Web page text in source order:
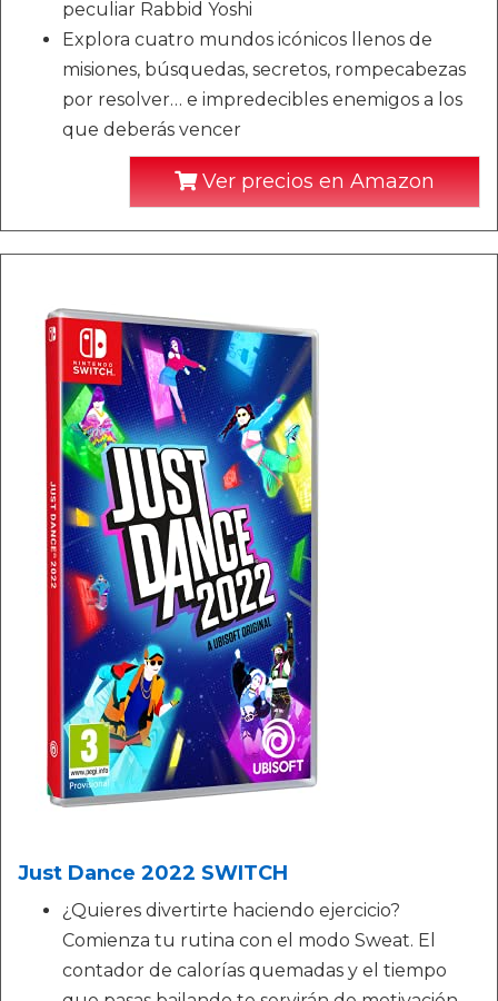
peculiar Rabbid Yoshi
Explora cuatro mundos icónicos llenos de
misiones, búsquedas, secretos, rompecabezas
por resolver… e impredecibles enemigos a los
que deberás vencer
Ver precios en Amazon
Just Dance 2022 SWITCH
¿Quieres divertirte haciendo ejercicio?
Comienza tu rutina con el modo Sweat. El
contador de calorías quemadas y el tiempo